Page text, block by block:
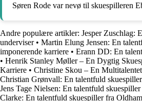
Søren Rode var nevø til skuespilleren
Andre populære artikler: Jesper Zuschlag:
underviser• Martin Elung Jensen: En
imponerende karriere • Erann DD: En
• Henrik Stanley Møller – En Dygtig
Karriere • Christine Skou – En
Christian Grønvall: En talentfuld
Jens Tage Nielsen: En talentfuld
Clarke: En talentfuld skuespiller fra